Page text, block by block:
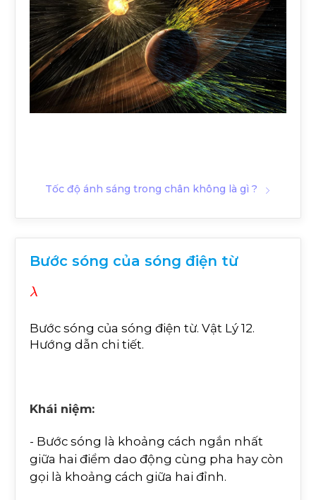
Tốc độ ánh sáng trong chân không là gì ?
Bước sóng của sóng điện từ
λ
Bước sóng của sóng điện từ. Vật Lý 12.
Hướng dẫn chi tiết.
Khái niệm:
- Bước sóng là khoảng cách ngắn nhất
giữa hai điểm dao động cùng pha hay còn
gọi là khoảng cách giữa hai đỉnh.